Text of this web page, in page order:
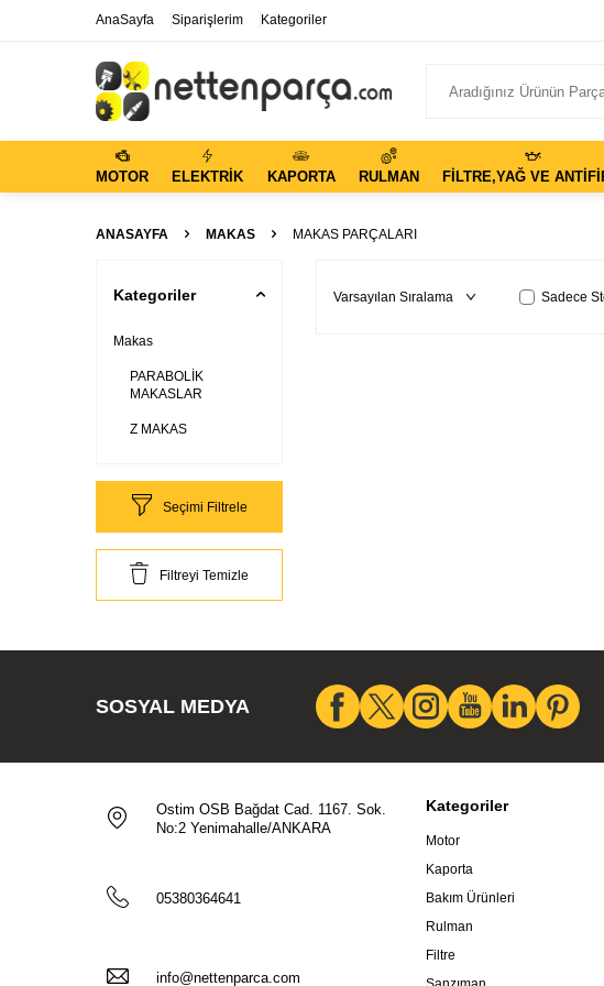
AnaSayfa Siparişlerim Kategoriler
MOTOR ELEKTRIK KAPORTA RULMAN FILTRE,YAĞ VE
ANASAYFA MAKAS MAKAS PARÇALARI
Kategoriler
Makas
PARABOLİK
MAKASLAR
Z MAKAS
Seçimi Filtrele
Filtreyi Temizle
Sadece
SOSYAL MEDYA
Ostim OSB Bağdat Cad. 1167. Sok.
No:2 Yenimahalle/ANKARA
05380364641
info@nettenparca.com
Kategoriler
Motor
Kaporta
Bakım Ürünleri
Rulman
Filtre